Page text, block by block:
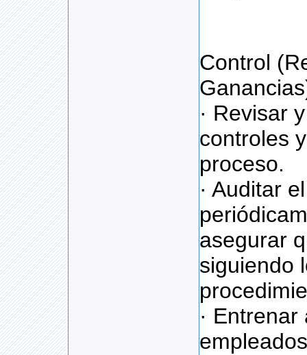
Control
· Revisar
controles
proceso.
· Auditar
asegurar
siguiendo
·